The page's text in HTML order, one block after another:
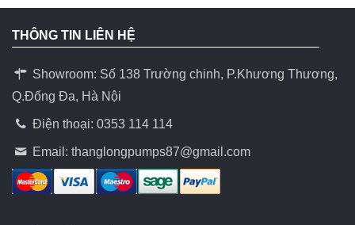
THÔNG TIN LIÊN HỆ
Showroom: Số 138 Trường chinh, P.Khương Thương,
Q.Đống Đa, Hà Nội
Điện thoại: 0353 114 114
Email:thanglongpumps87@gmail.com